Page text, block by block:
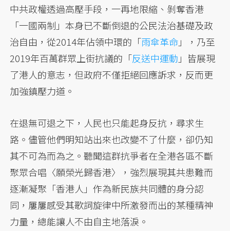
中共政權透過高壓手段，一再地限縮、剝奪香港
「一國兩制」本身已不斷倒退的公民法治基礎及政
治自由，從2014年佔領中環的「雨傘革命」，乃至
2019年百萬群眾上街抗議的「反送中運動 」皆展現
了港人的意志，但政府不僅拒絕回應訴求，反而更
加強鎮壓力道。
在退無可退之下，人民也只能起身反抗，尋求生
路。儘管他們明知站出來也改變不了什麼，卻仍知
其不可為而為之。聽聞這群抗爭者在全港各區不斷
聚眾合唱〈願榮光歸香港〉，強烈展現其共患難而
逐漸凝聚「香港人」作為新民族共同體的身分認
同，屢屢感受其歌詞旋律中所激發而出的某種精神
力量，總能讓人不由自主地落淚。